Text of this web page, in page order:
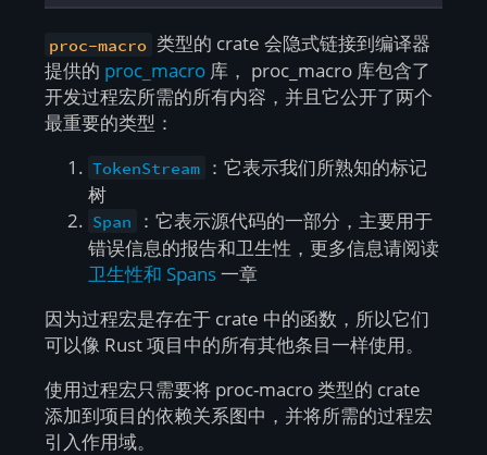
proc-macro 类型的 crate 会隐式链接到编译器
提供的 proc_macro库， proc_macro 库包含了
开发过程宏所需的所有内容，并且它公开了两个
最重要的类型：
TokenStream
：它表示我们所熟知的标记
树
Span
：它表示源代码的一部分，主要用于
错误信息的报告和卫生性，更多信息请阅读
卫生性和 Spans一章
因为过程宏是存在于 crate 中的函数，所以它们
可以像 Rust 项目中的所有其他条目一样使用。
使用过程宏只需要将 proc-macro 类型的 crate
添加到项目的依赖关系图中，并将所需的过程宏
引入作用域。